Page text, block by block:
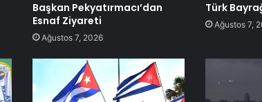
Başkan Pekyatırmacı’dan
Esnaf Ziyareti
Ağustos 7, 2026
Türk
Ağustos 7,